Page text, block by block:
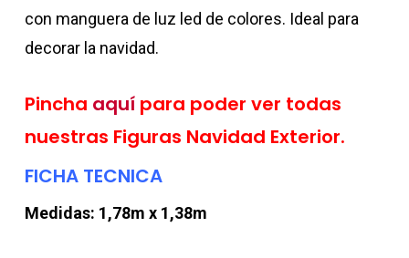
con manguera de luz led de colores. Ideal para
decorar la navidad.
Pincha aquípara poder ver todas
nuestras Figuras Navidad Exterior.
FICHA TECNICA
Medidas: 1,78m x 1,38m